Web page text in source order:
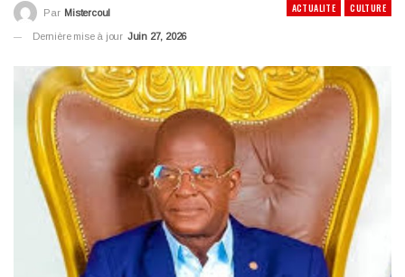
ACTUALITE CULTURE
Par Mistercoul
Dernière mise à jour Juin 27, 2026